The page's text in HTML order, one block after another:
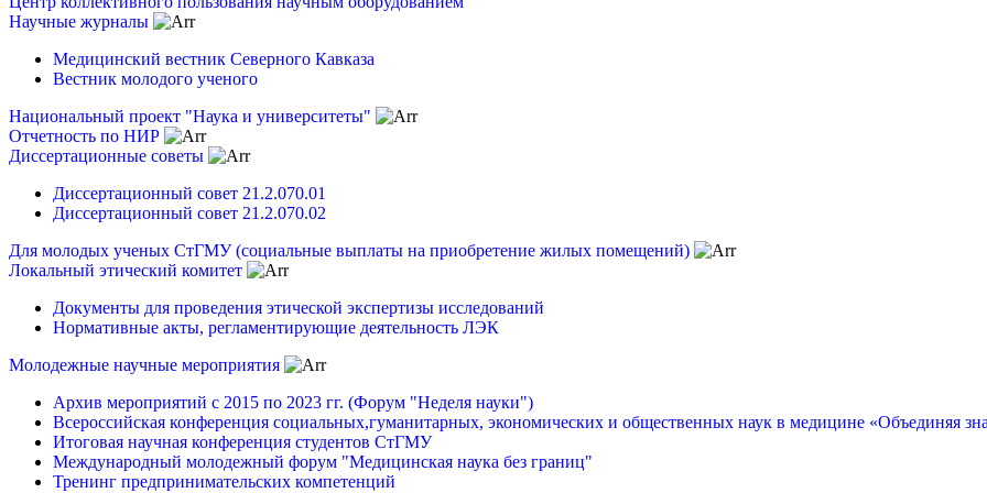
Научные журналы
Медицинский вестник Северного Кавказа
Вестник молодого ученого
Национальный проект "Наука и университеты"
Отчетность по НИР
Диссертационные советы
Диссертационный совет 21.2.070.01
Диссертационный совет 21.2.070.02
Для молодых ученых СтГМУ (социальные выплаты на приобретение жилых помещений)
Локальный этический комитет
Документы для проведения этической экспертизы исследований
Нормативные акты, регламентирующие деятельность ЛЭК
Молодежные научные мероприятия
Архив мероприятий с 2015 по 2023 гг. (Форум "Неделя науки")
Всероссийская конференция социальных,гуманитарных, экономических и общественных наук в медицине «Объединяя
Итоговая научная конференция студентов СтГМУ
Международный молодежный форум "Медицинская наука без границ"
Тренинг предпринимательских компетенций